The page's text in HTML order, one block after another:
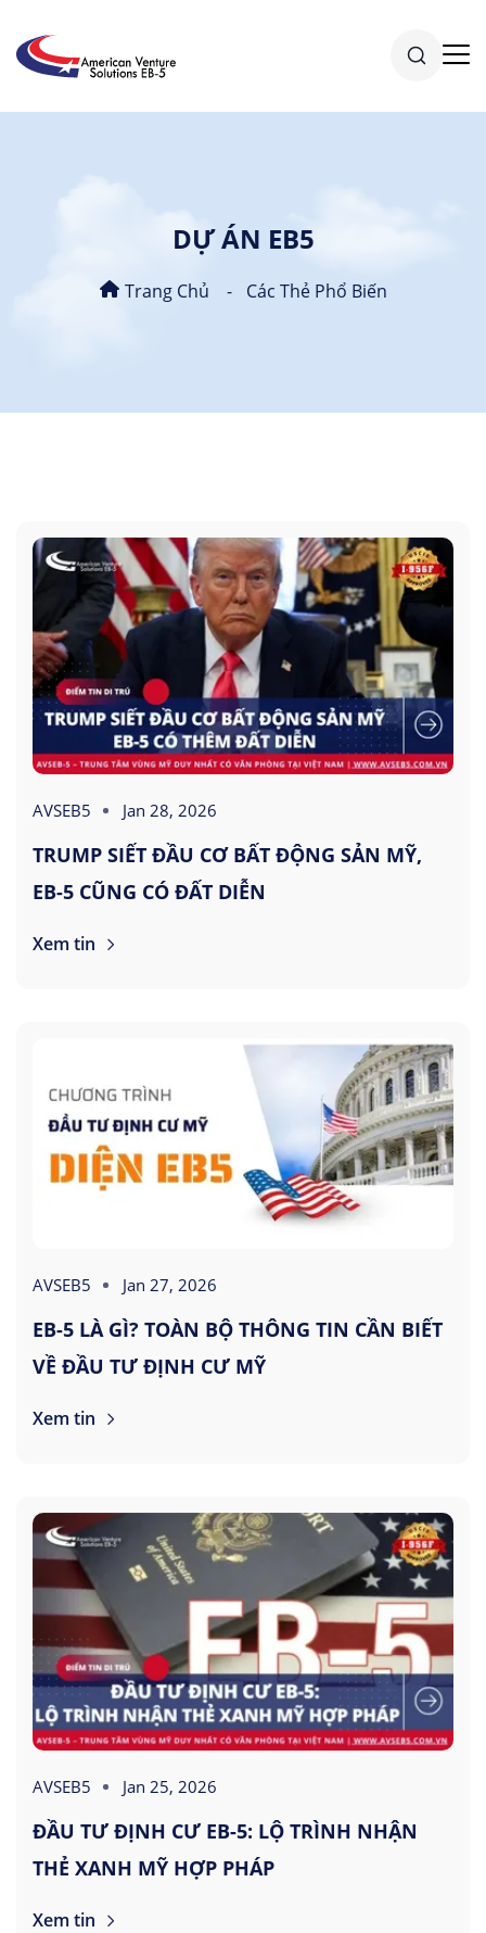
DỰ ÁN EB5
Trang Chủ Các Thẻ Phổ Biến
AVSEB5 Jan 28, 2026
TRUMP SIẾT ĐẦU CƠ BẤT ĐỘNG SẢN MỸ,
EB-5 CŨNG CÓ ĐẤT DIỄN
Xem tin
AVSEB5 Jan 27, 2026
EB-5 LÀ GÌ? TOÀN BỘ THÔNG TIN CẦN BIẾT
VỀ ĐẦU TƯ ĐỊNH CƯ MỸ
Xem tin
AVSEB5 Jan 25, 2026
ĐẦU TƯ ĐỊNH CƯ EB-5: LỘ TRÌNH NHẬN
THẺ XANH MỸ HỢP PHÁP
Xem tin